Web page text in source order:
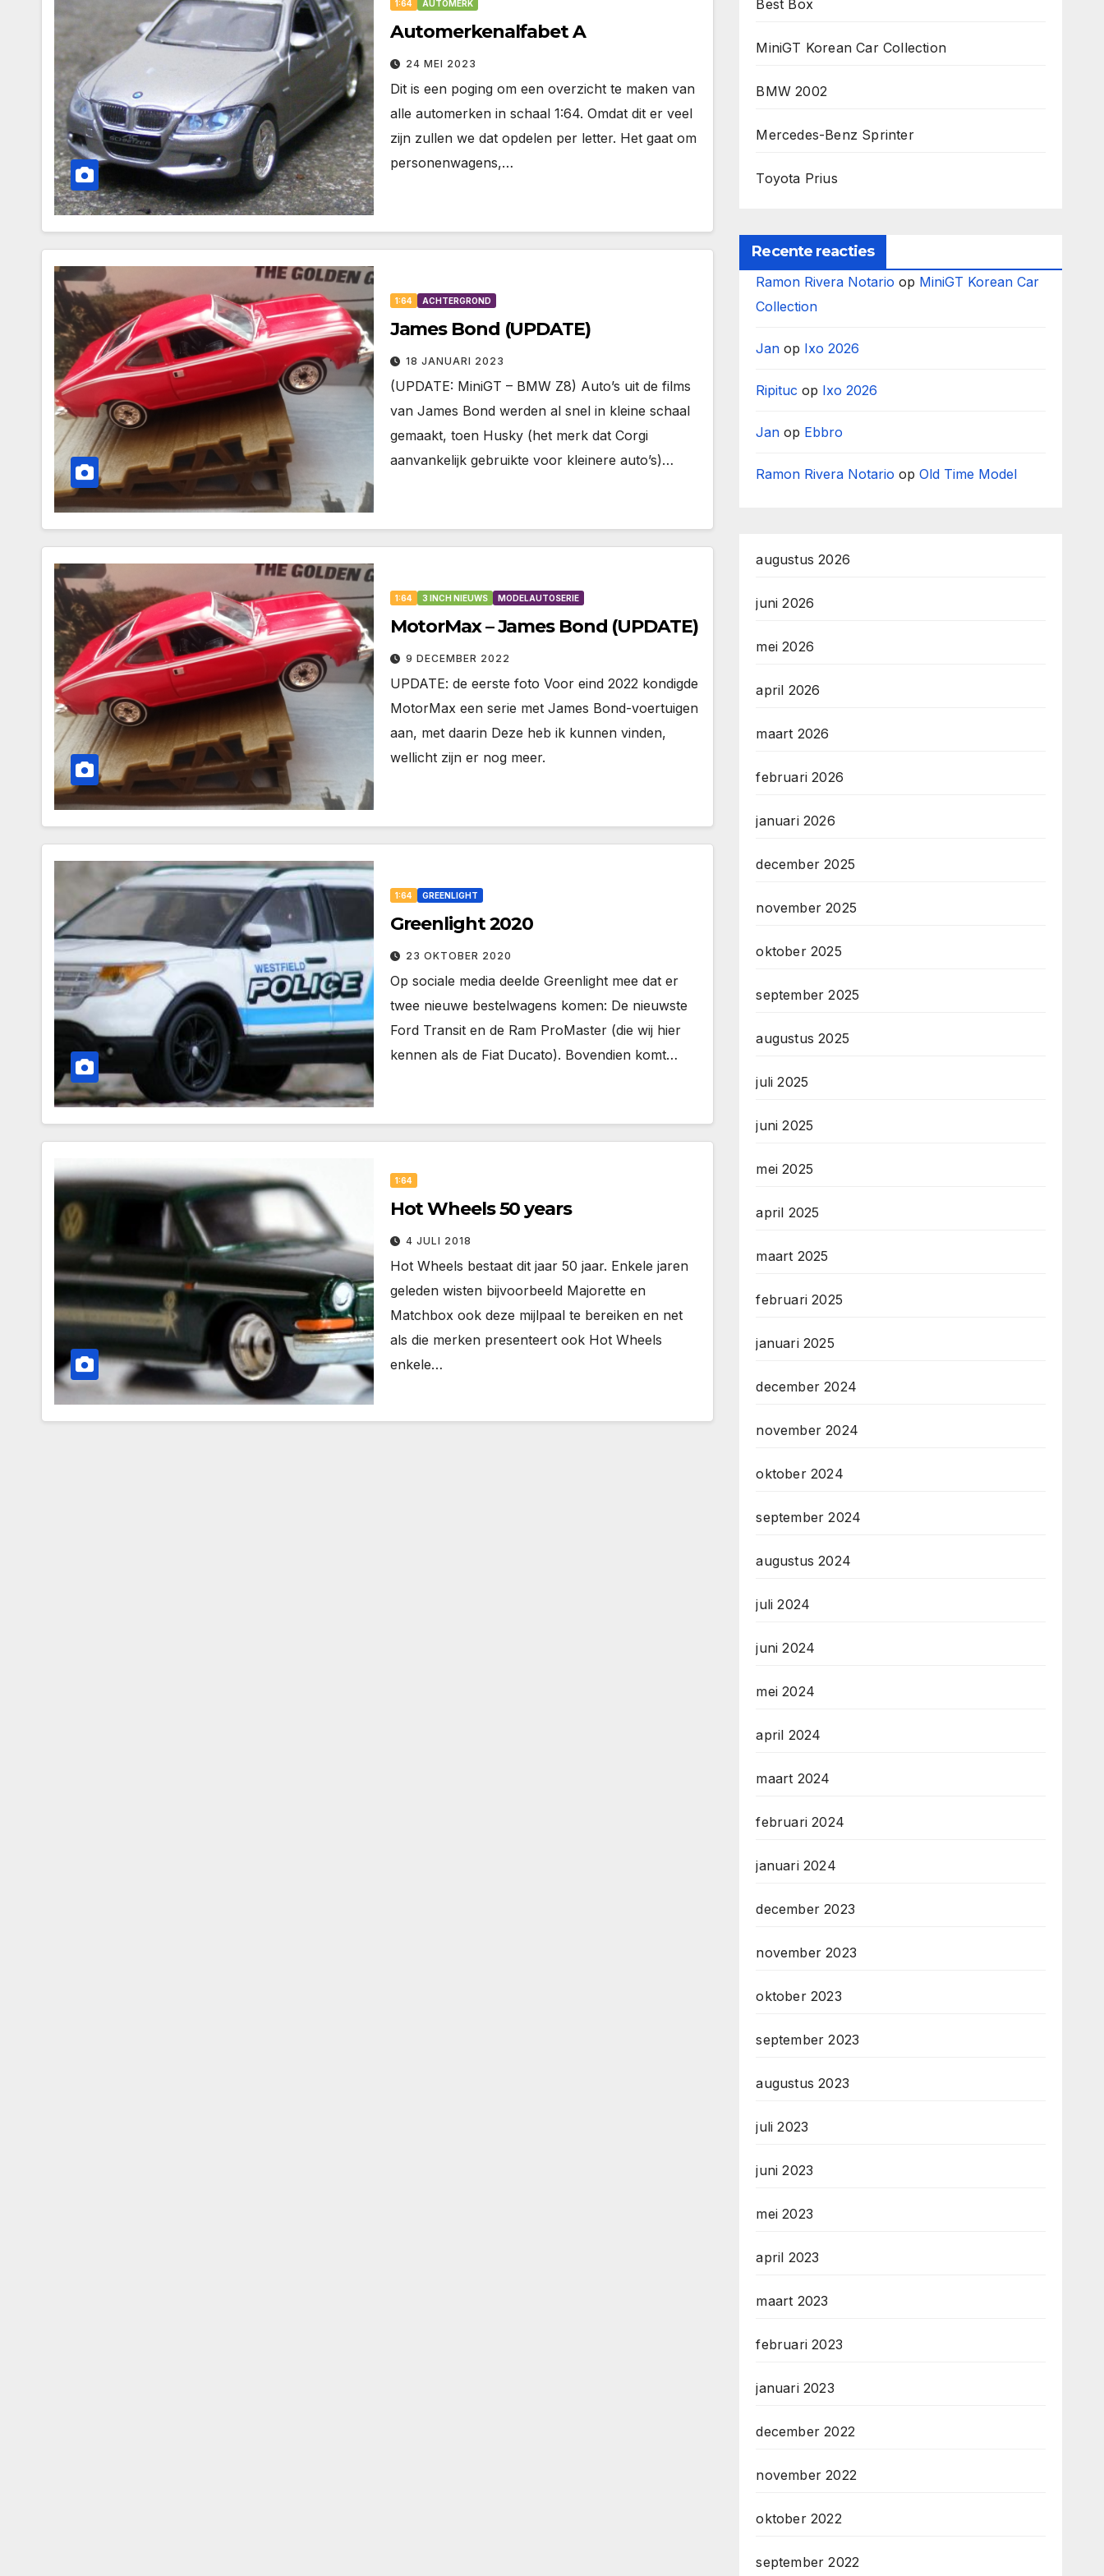
1:64 AUTOMERK
Automerkenalfabet A
24 MEI 2023
Dit is een poging om een overzicht te maken van
alle automerken in schaal 1:64. Omdat dit er veel
zijn zullen we dat opdelen per letter. Het gaat om
personenwagens,…
1:64 ACHTERGROND
James Bond (UPDATE)
18 JANUARI 2023
(UPDATE: MiniGT – BMW Z8) Auto’s uit de films
van James Bond werden al snel in kleine schaal
gemaakt, toen Husky (het merk dat Corgi
aanvankelijk gebruikte voor kleinere auto’s)…
1:64 3 INCH NIEUWS MODELAUTOSERIE
MotorMax – James Bond (UPDATE)
9 DECEMBER 2022
UPDATE: de eerste foto Voor eind 2022 kondigde
MotorMax een serie met James Bond-voertuigen
aan, met daarin Deze heb ik kunnen vinden,
wellicht zijn er nog meer.
1:64 GREENLIGHT
Greenlight 2020
23 OKTOBER 2020
Op sociale media deelde Greenlight mee dat er
twee nieuwe bestelwagens komen: De nieuwste
Ford Transit en de Ram ProMaster (die wij hier
kennen als de Fiat Ducato). Bovendien komt…
1:64
Hot Wheels 50 years
4 JULI 2018
Hot Wheels bestaat dit jaar 50 jaar. Enkele jaren
geleden wisten bijvoorbeeld Majorette en
Matchbox ook deze mijlpaal te bereiken en net
als die merken presenteert ook Hot Wheels
enkele…
Best Box
MiniGT Korean Car Collection
BMW 2002
Mercedes-Benz Sprinter
Toyota Prius
Recente reacties
Ramon Rivera Notario op MiniGT Korean Car
Collection
Jan op Ixo 2026
Ripituc op Ixo 2026
Jan op Ebbro
Ramon Rivera Notario opOld Time Model
augustus 2026
juni 2026
mei 2026
april 2026
maart 2026
februari 2026
januari 2026
december 2025
november 2025
oktober 2025
september 2025
augustus 2025
juli 2025
juni 2025
mei 2025
april 2025
maart 2025
februari 2025
januari 2025
december 2024
november 2024
oktober 2024
september 2024
augustus 2024
juli 2024
juni 2024
mei 2024
april 2024
maart 2024
februari 2024
januari 2024
december 2023
november 2023
oktober 2023
september 2023
augustus 2023
juli 2023
juni 2023
mei 2023
april 2023
maart 2023
februari 2023
januari 2023
december 2022
november 2022
oktober 2022
september 2022